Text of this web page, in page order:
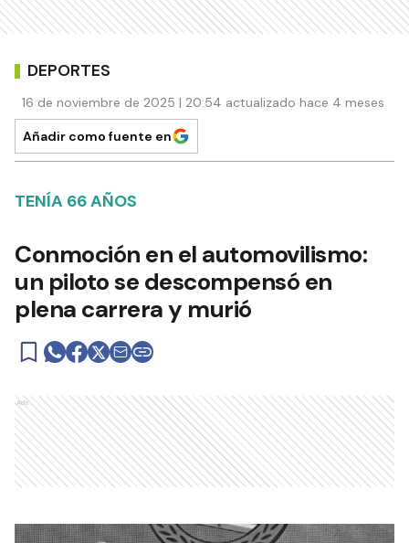
DEPORTES
16 de noviembre de 2025 | 20:54 actualizado hace 4 meses
Añadir como fuente en
TENÍA 66 AÑOS
Conmoción en el automovilismo:
un piloto se descompensó en
plena carrera y murió
Ads